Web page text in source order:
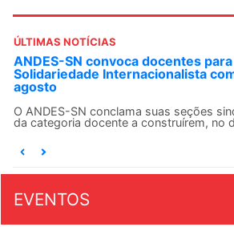
ÚLTIMAS NOTÍCIAS
ANDES-SN convoca docentes
Solidariedade Internacionalista
agosto
O ANDES-SN conclama suas seções
da categoria docente a construírem, no
EVENTOS